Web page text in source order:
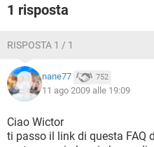
1 risposta
RISPOSTA 1 / 1
nane77 752
11 ago 2009 alle 19:09
Ciao Wictor
ti passo il link di questa FAQ